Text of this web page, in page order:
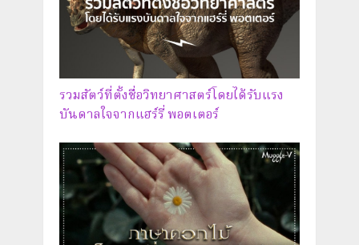
รวมสัตว์ที่ตั้งชื่อวิทยาศาสตร์โดยได้รับแรง
บันดาลใจจากแฮร์รี่ พอตเตอร์